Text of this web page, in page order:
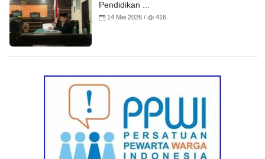
Pendidikan ...
14 Mei 2026 / 416